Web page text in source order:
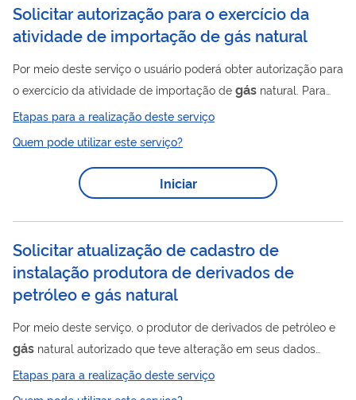
Solicitar autorização para o exercício da
atividade de importação de gás natural
Por meio deste serviço o usuário poderá obter autorização para
o exercício da atividade de importação de gás natural. Para
utilizar esse serviço você deve ter um cadastro como usuário
externo do SEI-ANP. Para mais informações acesse o serviço "
Solicitar cadastro como usuário externo no SEI-ANP ".
Etapas para a realização deste serviço
Quem pode utilizar este serviço?
Iniciar
Solicitar atualização de cadastro de
instalação produtora de derivados de
petróleo e gás natural
Por meio deste serviço, o produtor de derivados de petróleo e
gás natural autorizado que teve alteração em seus dados
cadastrais (razão social, endereço, quadro societário e/ou
administrativo, etc) obtém deferimento da sua atualização
Etapas para a realização deste serviço